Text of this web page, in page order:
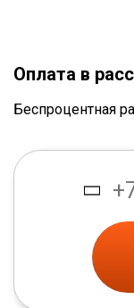
Оплата в
Беспроцентная